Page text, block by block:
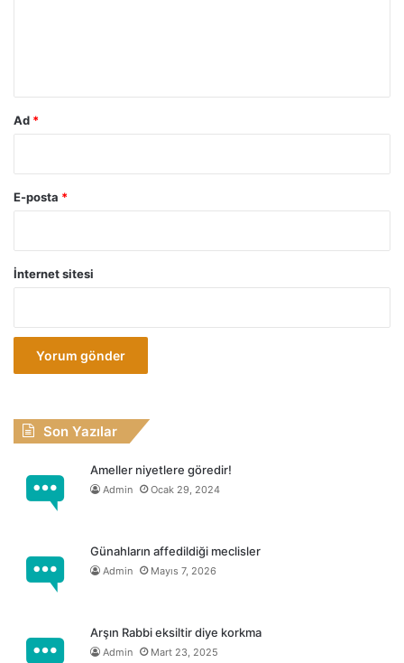
Ad *
E-posta *
İnternet sitesi
Son Yazılar
Ameller niyetlere göredir!
Admin Ocak 29, 2024
Günahların affedildiği meclisler
Admin Mayıs 7, 2026
Arşın Rabbi eksiltir diye korkma
Admin Mart 23, 2025